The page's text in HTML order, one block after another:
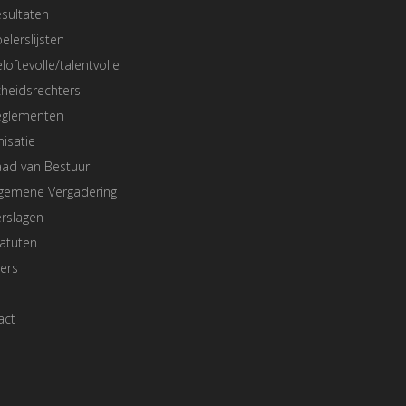
talentvolle
van Bestuur
Vergadering